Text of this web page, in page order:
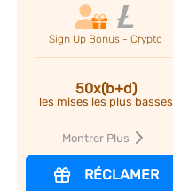
Sign Up Bonus - Crypto
50x(b+d)
les mises les plus basses
Montrer Plus
RÉCLAMER